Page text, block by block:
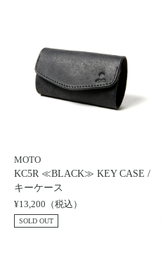
MOTO
KC5R ≪BLACK≫ KEY CASE /
キーケース
¥13,200（税込）
SOLD OUT